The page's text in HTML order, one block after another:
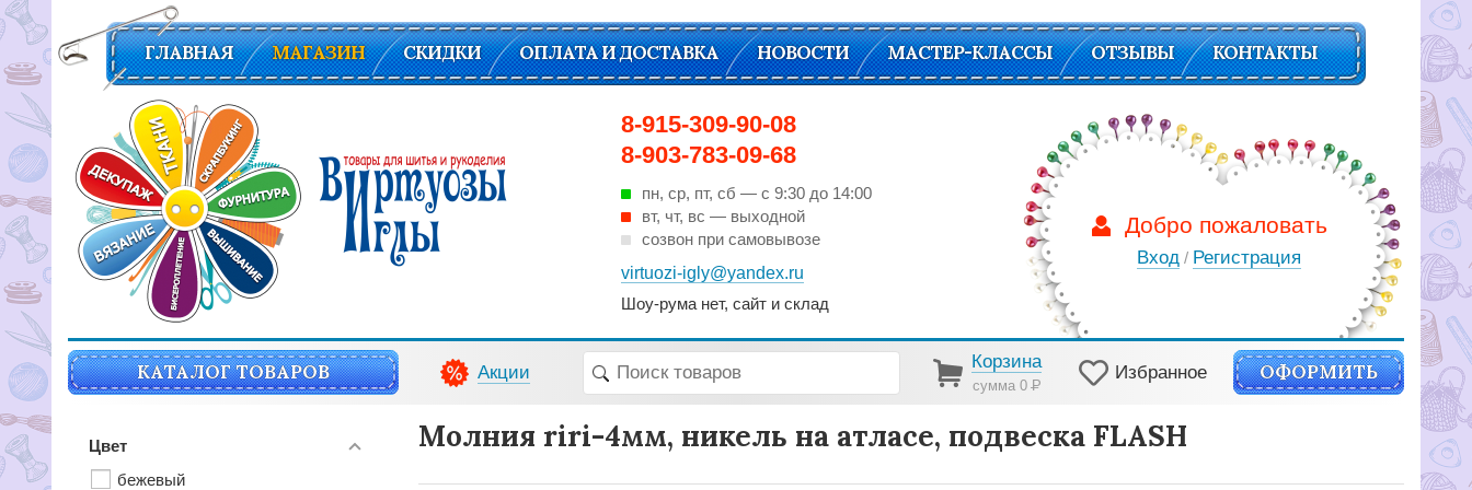
8-915-309-90-08
8-903-783-09-68
пн, ср, пт, cб — с 9:30 до 14:00
вт, чт, вс — выходной
созвон при самовывозе
virtuozi-igly@yandex.ru
Шоу-рума нет, сайт и склад
ГЛАВНАЯ МАГАЗИН СКИДКИ ОПЛАТА И ДОСТАВКА НОВОСТИ МАСТЕР-КЛАССЫ ОТЗЫВЫ КОНТАКТЫ
Добро пожаловать
Вход / Регистрация
КАТАЛОГ ТОВАРОВ Акции
Корзина
сумма 0Р
Избранное ОФОРМИТЬ
Цвет
бежевый
Молния riri-4мм, никель на атласе, подвеска FLASH